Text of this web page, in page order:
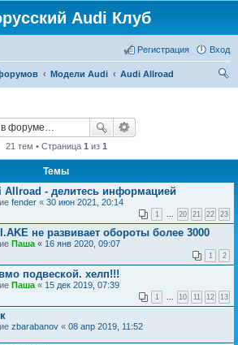
Audi Клуб
Вход
Регистрация
Модели Audi
Audi Allroad
21 тем • Страница 1 из 1
Темы
- делитесь информацией
fender « 30 июн 2021, 20:14
1 ... 20 21 22 23
не развивает обороты более 3000
Паша « 16 янв 2020, 09:07
1 2
подвеской. хелп!!!
Паша « 15 дек 2019, 07:39
1 ... 10 11 12 13
zbarabanov « 08 апр 2019, 11:52